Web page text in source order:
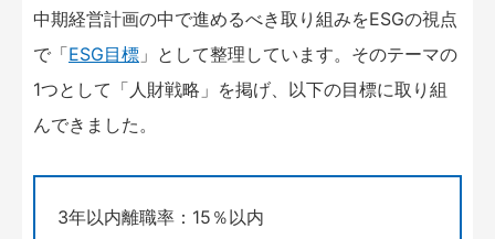
中期経営計画の中で進めるべき取り組みをESGの視点
で「ESG目標 」として整理しています。そのテーマの
1つとして「人財戦略」を掲げ、以下の目標に取り組
んできました。
3年以内離職率：15％以内